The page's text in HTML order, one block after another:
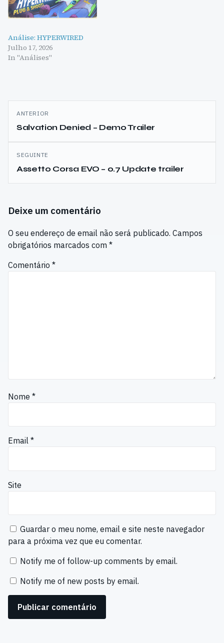
Análise: HYPERWIRED
Julho 17, 2026
In "Análises"
Navegação
de
artigos
ANTERIOR
Salvation Denied – Demo Trailer
SEGUINTE
Assetto Corsa EVO – 0.7 Update trailer
Deixe um comentário
O seu endereço de email não será publicado. Campos
obrigatórios marcados com *
Comentário *
Nome *
Email *
Site
Guardar o meu nome, email e site neste navegador
para a próxima vez que eu comentar.
Notify me of follow-up comments by email.
Notify me of new posts by email.